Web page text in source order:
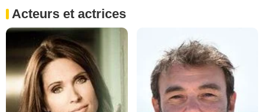
Acteurs et actrices